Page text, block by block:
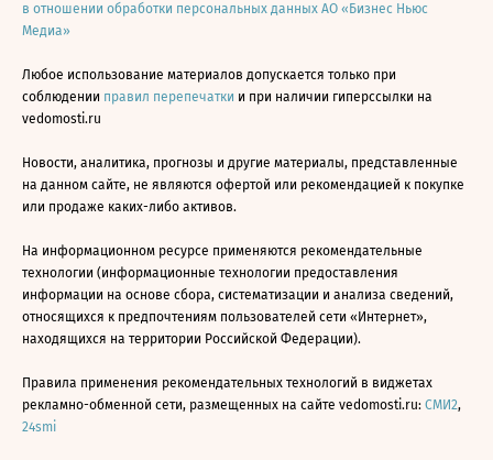
в отношении обработки персональных данных АО «Бизнес Ньюс
Медиа»
Любое использование материалов допускается только при
соблюдении правил перепечатки и при наличии гиперссылки на
vedomosti.ru
Новости, аналитика, прогнозы и другие материалы, представленные
на данном сайте, не являются офертой или рекомендацией к покупке
или продаже каких-либо активов.
На информационном ресурсе применяются рекомендательные
технологии (информационные технологии предоставления
информации на основе сбора, систематизации и анализа сведений,
относящихся к предпочтениям пользователей сети «Интернет»,
находящихся на территории Российской Федерации).
Правила применения рекомендательных технологий в виджетах
рекламно-обменной сети, размещенных на сайте vedomosti.ru: СМИ2,
24smi